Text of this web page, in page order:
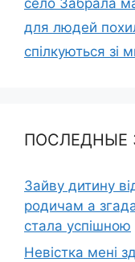
для людей
спілкуються зі
ПОСЛЕДНЫЕ
Зайву дитину
родичам а
стала успішною
Невістка мені